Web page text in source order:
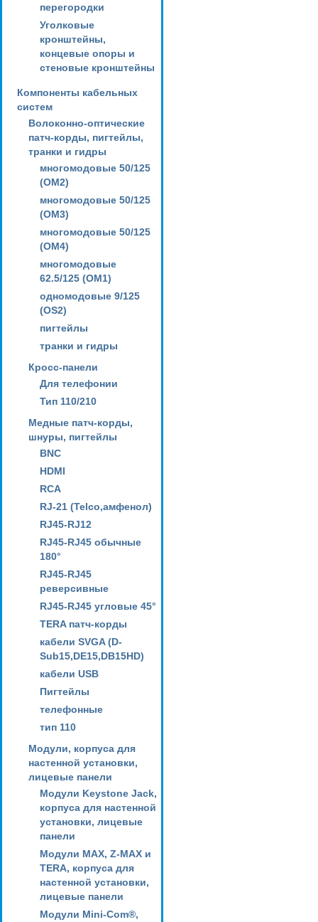
перегородки
Уголковые
кронштейны,
концевые опоры и
стеновые кронштейны
Компоненты кабельных
систем
Волоконно-оптические
патч-корды, пигтейлы,
транки и гидры
многомодовые 50/125
(OM2)
многомодовые 50/125
(OM3)
многомодовые 50/125
(OM4)
многомодовые
62.5/125 (OM1)
одномодовые 9/125
(OS2)
пигтейлы
транки и гидры
Кросс-панели
Для телефонии
Тип 110/210
Медные патч-корды,
шнуры, пигтейлы
BNC
HDMI
RCA
RJ-21 (Telco,амфенол)
RJ45-RJ12
RJ45-RJ45 обычные
180°
RJ45-RJ45
реверсивные
RJ45-RJ45 угловые 45°
TERA патч-корды
кабели SVGA (D-
Sub15,DE15,DB15HD)
кабели USB
Пигтейлы
телефонные
тип 110
Модули, корпуса для
настенной установки,
лицевые панели
Модули Keystone Jack,
корпуса для настенной
установки, лицевые
панели
Модули MAX, Z-MAX и
TERA, корпуса для
настенной установки,
лицевые панели
Модули Mini-Com®,